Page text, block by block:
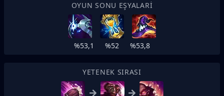
OYUN SONU EŞYALARI
%53,1 %52 %53,8
YETENEK SIRASI